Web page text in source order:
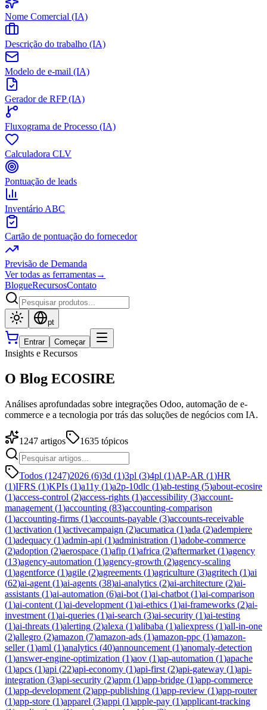
Nome Comercial (IA)
Descrição do trabalho (IA)
Modelo de e-mail (IA)
Gerador de RFP (IA)
Fluxograma de Processo (IA)
Calculadora CLV
Pontuação de leads
Inventário ABC
Cartão de pontuação do fornecedor
Previsão de Demanda
Ver todas as ferramentas→
BlogueRecursosContato
pt
Entrar Começar
Insights e Recursos
O Blog ECOSIRE
Análises aprofundadas sobre integrações Odoo, automação de e-
commerce e a tecnologia por trás das soluções de negócios com IA.
1247 artigos 1635 tópicos
Todos (1247)2026 (6)3d (1)3pl (3)4pl (1)AP-AR (1)HR
(1)IFRS (1)KPIs (1)a11y (1)a2p-10dlc (1)ab-testing (5)about-ecosire
(1)access-control (2)access-rights (1)accessibility (3)account-
management (1)accounting (83)accounting-comparison
(1)accounting-firms (1)accounts-payable (3)accounts-receivable
(1)activation (1)activecampaign (2)acumatica (1)ada (2)adempiere
(1)adequacy (1)admin-api (1)administration (1)adobe-commerce
(2)adoption (2)aerospace (1)afip (1)africa (2)aftermarket (1)agency
(13)agency-automation (1)agency-growth (2)agency-scaling
(1)agentforce (1)agile (2)agreements (1)agriculture (3)agritech (1)ai
(62)ai-agent (1)ai-agents (38)ai-analytics (2)ai-architecture (2)ai-
assistants (1)ai-automation (6)ai-bot (1)ai-chatbot (1)ai-comparison
(1)ai-content (1)ai-development (1)ai-ethics (1)ai-frameworks (2)ai-
investment (1)ai-queries (1)ai-search (3)ai-security (1)ai-testing
(1)ai-threats (1)alerting (2)alexa (1)alibaba (1)aliexpress (1)all-in-one
(2)allegro (2)amazon (7)amazon-ads (1)amazon-ppc (1)amazon-
seller(1)aml (1)analytics (40)announcement (1)anomaly-detection
(1)answer-engine-optimization (1)aov (1)ap-automation (1)apache
(1)apcs (1)api (22)api-economy (1)api-first (2)api-gateway (1)api-
integration (3)api-security (2)apm (1)app-bridge (1)app-commerce
(1)app-development (2)app-publishing (1)app-review (1)app-router
(1)app-store (1)apparel (3)appi (1)apple-pay (1)applicant-tracking